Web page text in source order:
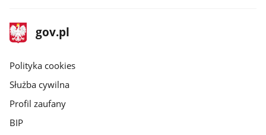
stopka
gov.pl
Strona
gov.pl
gov.pl
Polityka cookies
Służba cywilna
Profil zaufany
BIP